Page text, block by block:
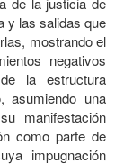
y las salidas que
mostrando el
negativos
la estructura
asumiendo una
manifestación
como parte de
impugnación